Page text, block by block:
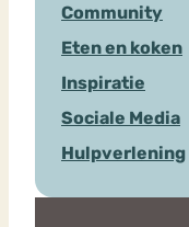
Community
Eten en koken
Inspiratie
Sociale Media
Hulpverlening